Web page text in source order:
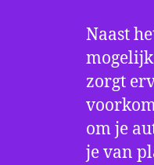
Naast
zorgt
om je
je van